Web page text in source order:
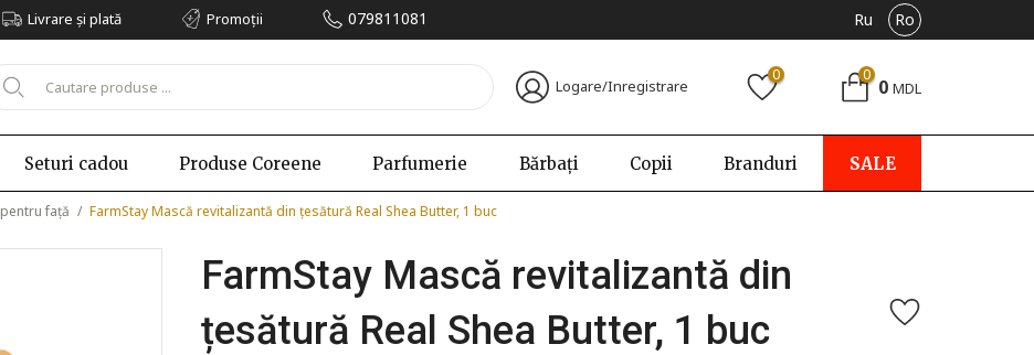
Livrare și plată Promoții 079811081 Ru Ro
Logare/Inregistrare
0 0 0 MDL
Seturi cadou Produse Coreene Parfumerie Bărbați Copii Branduri SALE
față / FarmStay Mască revitalizantă din țesătură Real Shea Butter, 1 buc
FarmStay Mască revitalizantă din
țesătură Real Shea Butter, 1 buc